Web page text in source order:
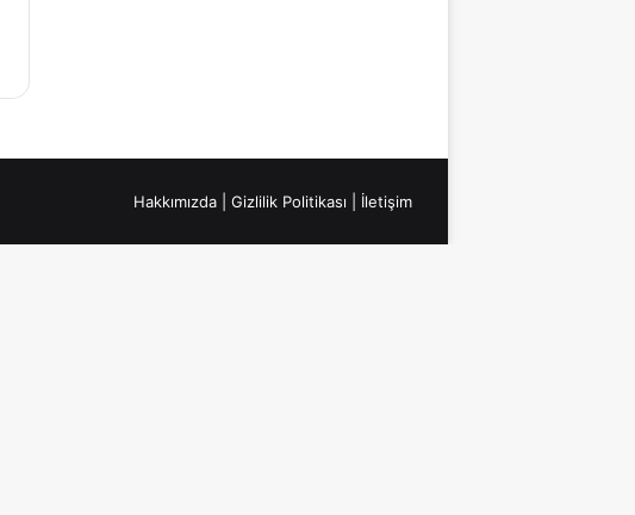
Hakkımızda Gizlilik Politikası İletişim